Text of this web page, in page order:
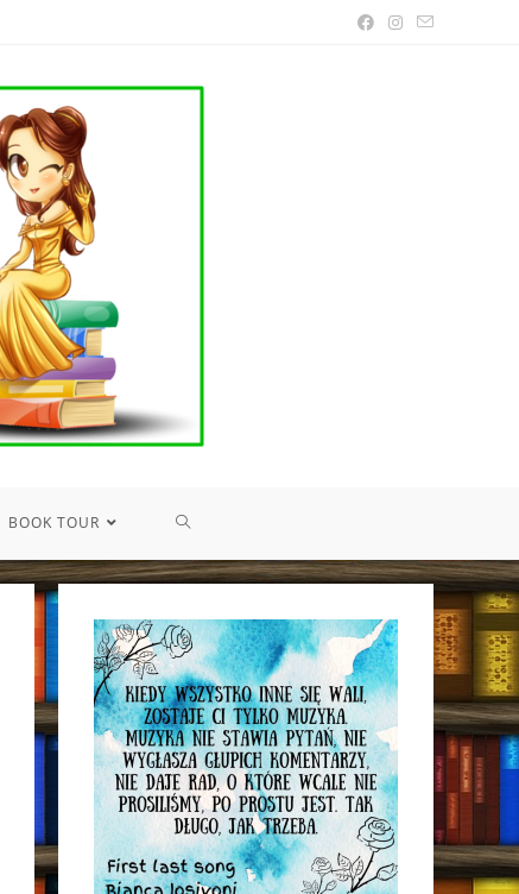
BOOK TOUR TOGGLE
SEARCH